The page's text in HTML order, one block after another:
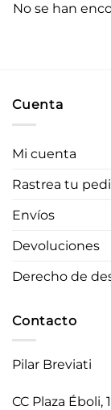
No se han
Cuenta
Mi cuenta
Rastrea tu
Envíos
Devoluciones
Derecho de
Contacto
Pilar Breviati
CC Plaza Éboli,